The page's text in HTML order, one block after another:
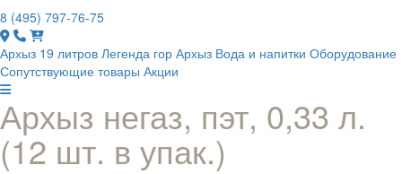
8 (495) 797-76-75
Архыз 19 литров Легенда гор Архыз Вода и напитки Оборудование
Сопутствующие товары Акции
Архыз негаз, пэт, 0,33 л.
(12 шт. в упак.)